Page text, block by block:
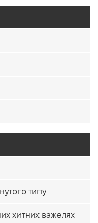
типу
хитних важелях